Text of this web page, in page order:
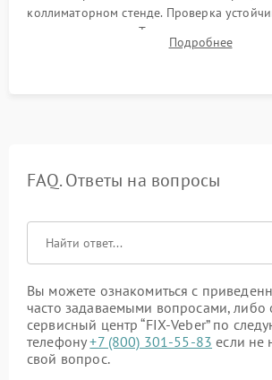
коллиматорном стенде. Проверка
ударном стенде. Тестирование
темноте, дальности обнаружения и
Подробнее
FAQ. Ответы на вопросы
Вы можете ознакомиться с
часто задаваемыми вопросами, либо
сервисный центр “FIX-Veber” по
телефону+7 (800) 301-55-83 если не
свой вопрос.